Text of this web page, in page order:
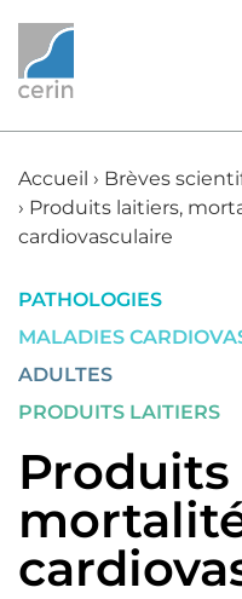
Accueil › Brèves
› Produits laitiers,
cardiovasculaire
PATHOLOGIES
MALADIES
ADULTES
PRODUITS LAITIERS